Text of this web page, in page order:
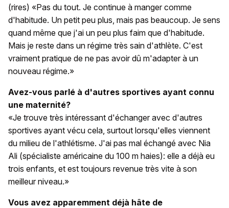
(rires) «Pas du tout. Je continue à manger comme
d'habitude. Un petit peu plus, mais pas beaucoup. Je sens
quand même que j'ai un peu plus faim que d'habitude.
Mais je reste dans un régime très sain d'athlète. C'est
vraiment pratique de ne pas avoir dû m'adapter à un
nouveau régime.»
Avez-vous parlé à d'autres sportives ayant connu
une maternité?
«Je trouve très intéressant d'échanger avec d'autres
sportives ayant vécu cela, surtout lorsqu'elles viennent
du milieu de l'athlétisme. J'ai pas mal échangé avec Nia
Ali (spécialiste américaine du 100 m haies): elle a déjà eu
trois enfants, et est toujours revenue très vite à son
meilleur niveau.»
Vous avez apparemment déjà hâte de